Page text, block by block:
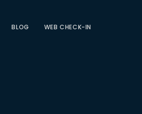
BLOG WEB CHECK-IN